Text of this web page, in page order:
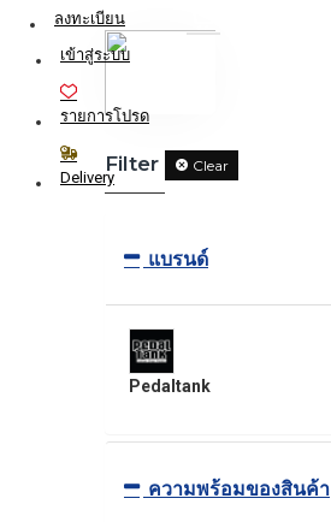
ลงทะเบียน
เข้าสู่ระบบ
รายการโปรด
Delivery
Filter Clear
แบรนด์
Pedaltank
ความพร้อมของสินค้า